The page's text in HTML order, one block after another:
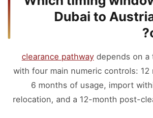
Dubai to
clearance pathwaydepends on
with four main numeric controls: 12
6 months of usage, import
relocation, and a 12-month post-